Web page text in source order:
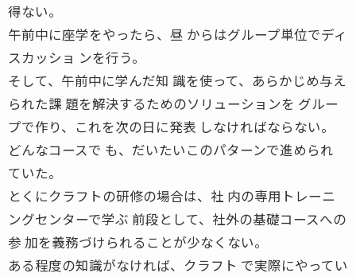
得ない。
午前中に座学をやったら、昼 からはグループ単位でディ
スカッショ ンを行う。
そして、午前中に学んだ知 識を使って、あらかじめ与え
られた課 題を解決するためのソリューションを グルー
プで作り、これを次の日に発表 しなければならない。
どんなコースで も、だいたいこのパターンで進められ
ていた。
とくにクラフトの研修の場合は、社 内の専用トレーニ
ングセンターで学ぶ 前段として、社外の基礎コースへの
参 加を義務づけられることが少なくない。
ある程度の知識がなければ、クラフト で実際にやってい